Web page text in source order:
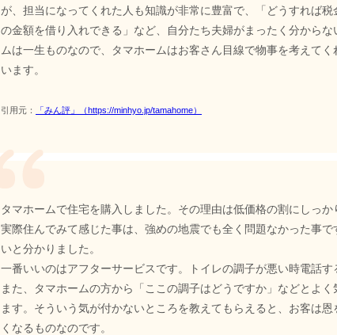
が、担当になってくれた人も知識が非常に豊富で、「どうすれば
の金額を借り入れできる」など、自分たち夫婦がまったく分から
ムは一生ものなので、タマホームはお客さん目線で物事を考えて
います。
引用元： 「みん評」（https://minhyo.jp/tamahome）
タマホームで住宅を購入しました。その理由は低価格の割にしっか
実際住んでみて感じた事は、強めの地震でも全く問題なかった事
いと分かりました。
一番いいのはアフターサービスです。トイレの調子が悪い時電話す
また、タマホームの方から「ここの調子はどうですか」などとよ
ます。そういう気が付かないところを教えてもらえると、お客は
くなるものなのです。